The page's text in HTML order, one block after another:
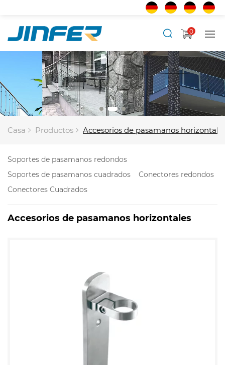
0
Casa Productos Accesorios de pasamanos
Soportes de pasamanos redondos
Soportes de pasamanos cuadrados
Conectores redondos
Conectores Cuadrados
Accesorios de pasamanos horizontales